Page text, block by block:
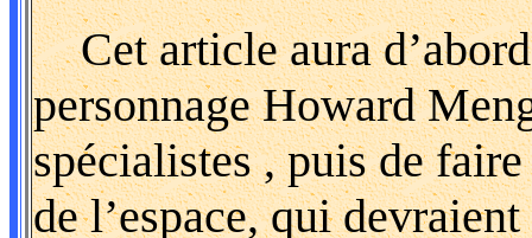
Cet article aura
personnage Howard
spécialistes , puis de
de l’espace, qui